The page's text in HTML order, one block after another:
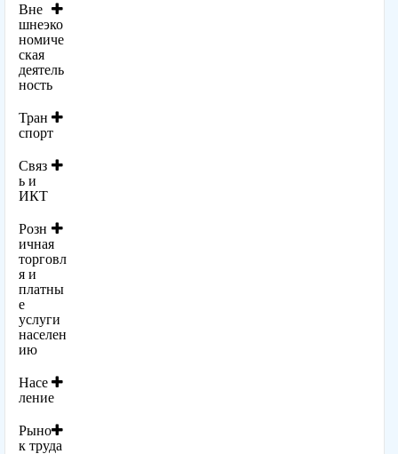
Вне
шнеэко
номиче
ская
деятель
ность
Тран
спорт
Связ
ь и
ИКТ
Розн
ичная
торговл
я и
платны
е
услуги
населен
ию
Насе
ление
Рыно
к труда